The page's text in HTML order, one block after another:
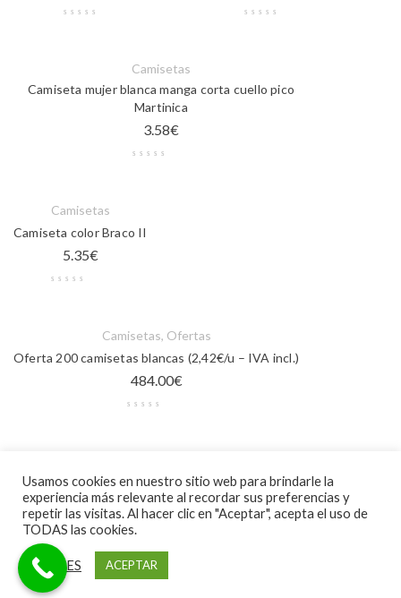
Camisetas
Camiseta mujer blanca manga corta cuello pico
Martinica
3.58€
Camisetas
Camiseta color Braco II
5.35€
Camisetas, Ofertas
Oferta 200 camisetas blancas (2,42€/u – IVA incl.)
484.00€
Camiseta Typed Soldier
5.00 €
Usamos cookies en nuestro sitio web para brindarle la
experiencia más relevante al recordar sus preferencias y
repetir las visitas. Al hacer clic en "Aceptar", acepta el uso de
TODAS las cookies.
AJUSTES ACEPTAR